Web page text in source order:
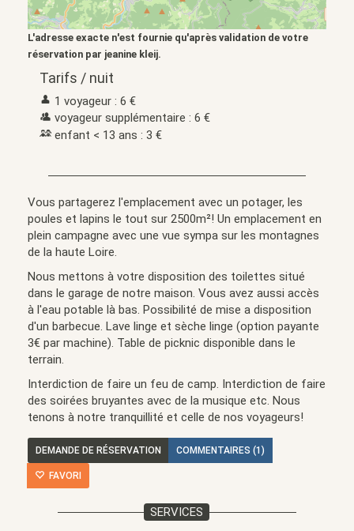
L'adresse exacte n'est fournie qu'après validation de votre
réservation par jeanine kleij.
Tarifs / nuit
1 voyageur : 6 €
voyageur supplémentaire : 6 €
enfant < 13 ans : 3 €
Vous partagerez l'emplacement avec un potager, les
poules et lapins le tout sur 2500m²! Un emplacement en
plein campagne avec une vue sympa sur les montagnes
de la haute Loire.
Nous mettons à votre disposition des toilettes situé
dans le garage de notre maison. Vous avez aussi accès
à l'eau potable là bas. Possibilité de mise a disposition
d'un barbecue. Lave linge et sèche linge (option payante
3€ par machine). Table de picknic disponible dans le
terrain.
Interdiction de faire un feu de camp. Interdiction de faire
des soirées bruyantes avec de la musique etc. Nous
tenons à notre tranquillité et celle de nos voyageurs!
DEMANDE DE RÉSERVATION COMMENTAIRES (1)
FAVORI
SERVICES